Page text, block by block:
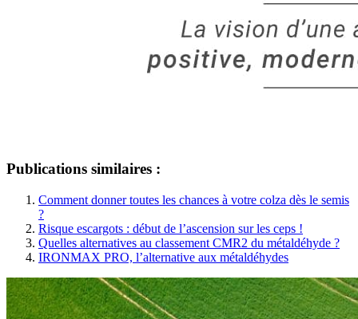
Publications similaires :
Comment donner toutes les chances à votre colza dès le semis
?
Risque escargots : début de l’ascension sur les ceps !
Quelles alternatives au classement CMR2 du métaldéhyde ?
IRONMAX PRO, l’alternative aux métaldéhydes